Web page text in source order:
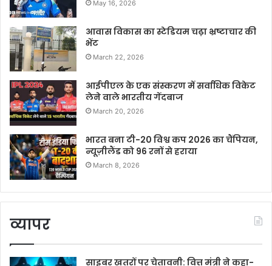
May 16, 2026
आवास विकास का स्टेडियम चढ़ा भ्रष्टाचार की
भेंट
March 22, 2026
आईपीएल के एक संस्करण में सर्वाधिक विकेट
लेने वाले भारतीय गेंदबाज
March 20, 2026
भारत बना टी-20 विश्व कप 2026 का चैंपियन,
न्यूज़ीलैंड को 96 रनों से हराया
March 8, 2026
व्यापर
साइबर खतरों पर चेतावनी: वित्त मंत्री ने कहा-